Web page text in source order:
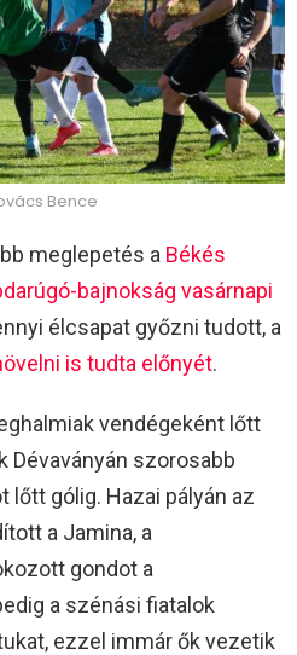
Bence
meglepetés a Békés
bajnokság vasárnapi
élcsapat győzni tudott, a
is tudta előnyét.
vendégeként lőtt
Dévaványán szorosabb
gólig. Hazai pályán az
a Jamina, a
gondot a
a szénási fiatalok
ezzel immár ők vezetik